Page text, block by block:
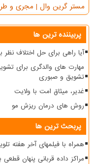
مستر گرین وال | مجری و
پربیننده ترین ها
آیا راهی برای حل اختلاف نظر
مهارت های والدگری برای
تشویق و صبوری
غدیر، میثاق امت با ولایت
روش های درمان ریزش مو
پربحث ترین ها
همراه با فیلمهای آخر هفته
مراکز داده قربانی پنهان